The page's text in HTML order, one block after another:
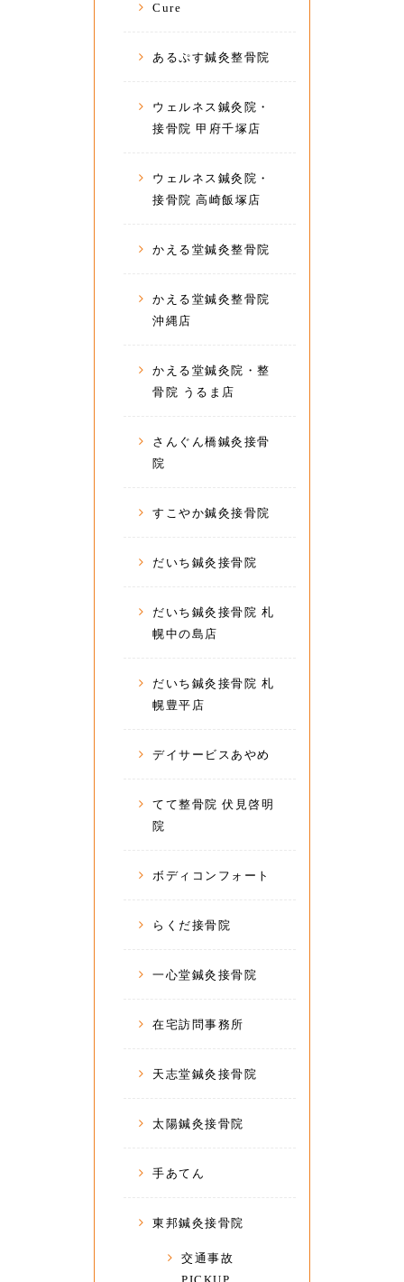
Cure
あるぷす鍼灸整骨院
ウェルネス鍼灸院・
接骨院 甲府千塚店
ウェルネス鍼灸院・
接骨院 高崎飯塚店
かえる堂鍼灸整骨院
かえる堂鍼灸整骨院
沖縄店
かえる堂鍼灸院・整
骨院 うるま店
さんぐん橋鍼灸接骨
院
すこやか鍼灸接骨院
だいち鍼灸接骨院
だいち鍼灸接骨院 札
幌中の島店
だいち鍼灸接骨院 札
幌豊平店
デイサービスあやめ
てて整骨院 伏見啓明
院
ボディコンフォート
らくだ接骨院
一心堂鍼灸接骨院
在宅訪問事務所
天志堂鍼灸接骨院
太陽鍼灸接骨院
手あてん
東邦鍼灸接骨院
交通事故